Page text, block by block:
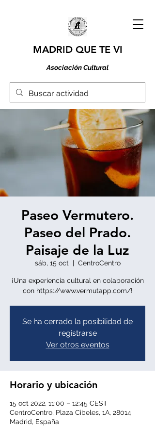
MADRID QUE TE VI
Asociación Cultural
Paseo Vermutero.
Paseo del Prado.
Paisaje de la Luz
sáb, 15 oct
  |
CentroCentro
¡Una experiencia cultural en colaboración
con https://www.vermutapp.com/!
Se ha cerrado la posibilidad de
registrarse
Ver otros eventos
Horario y ubicación
15 oct 2022, 11:00 – 12:45 CEST
CentroCentro, Plaza Cibeles, 1A, 28014
Madrid, España